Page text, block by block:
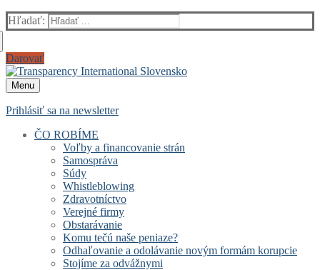
Hľadať:
Darovať
Menu
Prihlásiť sa na newsletter
ČO ROBÍME
Voľby a financovanie strán
Samospráva
Súdy
Whistleblowing
Zdravotníctvo
Verejné firmy
Obstarávanie
Komu tečú naše peniaze?
Odhaľovanie a odolávanie novým formám korupcie
Stojíme za odvážnymi